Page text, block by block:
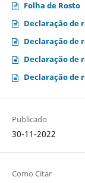
Folha de Rosto
Declaração de
Declaração de
Declaração de
Declaração de
Publicado
30-11-2022
Como Citar